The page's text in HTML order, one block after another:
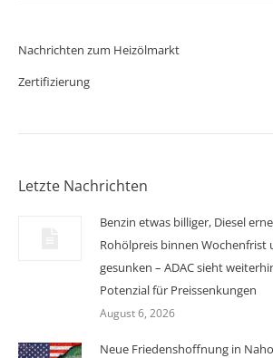
Nachrichten zum Heizölmarkt
Zertifizierung
Letzte Nachrichten
Benzin etwas billiger, Diesel
Rohölpreis binnen Wochenfrist
gesunken – ADAC sieht
Potenzial für Preissenkungen
August 6, 2026
Neue Friedenshoffnung in